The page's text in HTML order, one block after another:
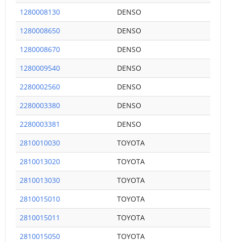
1280008130
DENSO
1280008650
DENSO
1280008670
DENSO
1280009540
DENSO
2280002560
DENSO
2280003380
DENSO
2280003381
DENSO
2810010030
TOYOTA
2810013020
TOYOTA
2810013030
TOYOTA
2810015010
TOYOTA
2810015011
TOYOTA
2810015050
TOYOTA